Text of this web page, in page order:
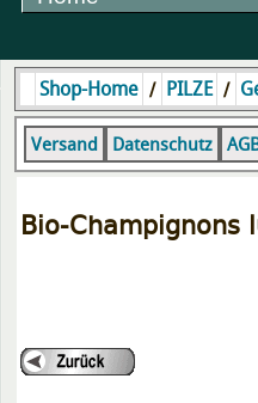
Shop-Home / PILZE /
Versand Datenschutz
Bio-